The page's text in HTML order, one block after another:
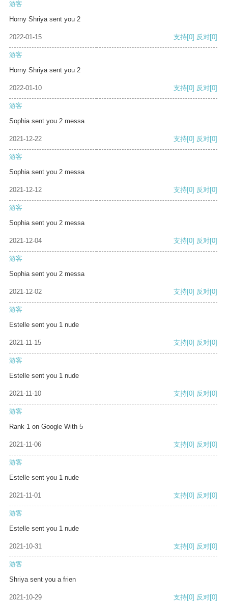
游客
Horny Shriya sent you 2
2022-01-15 支持[0] 反对[0]
游客
Horny Shriya sent you 2
2022-01-10 支持[0] 反对[0]
游客
Sophia sent you 2 messa
2021-12-22 支持[0] 反对[0]
游客
Sophia sent you 2 messa
2021-12-12 支持[0] 反对[0]
游客
Sophia sent you 2 messa
2021-12-04 支持[0] 反对[0]
游客
Sophia sent you 2 messa
2021-12-02 支持[0] 反对[0]
游客
Estelle sent you 1 nude
2021-11-15 支持[0] 反对[0]
游客
Estelle sent you 1 nude
2021-11-10 支持[0] 反对[0]
游客
Rank 1 on Google With 5
2021-11-06 支持[0] 反对[0]
游客
Estelle sent you 1 nude
2021-11-01 支持[0] 反对[0]
游客
Estelle sent you 1 nude
2021-10-31 支持[0] 反对[0]
游客
Shriya sent you a frien
2021-10-29 支持[0] 反对[0]